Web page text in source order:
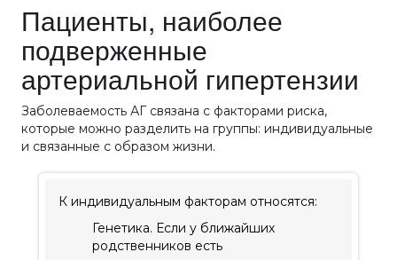
Пациенты, наиболее
подверженные
артериальной гипертензии
Заболеваемость АГ связана с факторами риска,
которые можно разделить на группы: индивидуальные
и связанные с образом жизни.
К индивидуальным факторам относятся:
Генетика. Если у ближайших
родственников есть